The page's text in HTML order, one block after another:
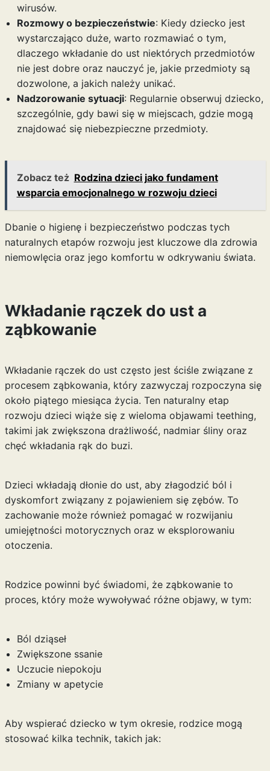
wirusów.
Rozmowy o bezpieczeństwie: Kiedy dziecko jest
wystarczająco duże, warto rozmawiać o tym,
dlaczego wkładanie do ust niektórych przedmiotów
nie jest dobre oraz nauczyć je, jakie przedmioty są
dozwolone, a jakich należy unikać.
Nadzorowanie sytuacji: Regularnie obserwuj dziecko,
szczególnie, gdy bawi się w miejscach, gdzie mogą
znajdować się niebezpieczne przedmioty.
Zobacz też Rodzina dzieci jako fundament
wsparcia emocjonalnego w rozwoju dzieci
Dbanie o higienę i bezpieczeństwo podczas tych
naturalnych etapów rozwoju jest kluczowe dla zdrowia
niemowlęcia oraz jego komfortu w odkrywaniu świata.
Wkładanie rączek do ust a
ząbkowanie
Wkładanie rączek do ust często jest ściśle związane z
procesem ząbkowania, który zazwyczaj rozpoczyna się
około piątego miesiąca życia. Ten naturalny etap
rozwoju dzieci wiąże się z wieloma objawami teething,
takimi jak zwiększona drażliwość, nadmiar śliny oraz
chęć wkładania rąk do buzi.
Dzieci wkładają dłonie do ust, aby złagodzić ból i
dyskomfort związany z pojawieniem się zębów. To
zachowanie może również pomagać w rozwijaniu
umiejętności motorycznych oraz w eksplorowaniu
otoczenia.
Rodzice powinni być świadomi, że ząbkowanie to
proces, który może wywoływać różne objawy, w tym:
Ból dziąseł
Zwiększone ssanie
Uczucie niepokoju
Zmiany w apetycie
Aby wspierać dziecko w tym okresie, rodzice mogą
stosować kilka technik, takich jak: